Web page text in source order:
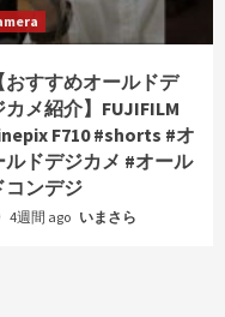
【おすすめオールドデ
カメ紹介】FUJIFILM
F710 #shorts #オ
ルドデジカメ #オール
コンデジ
4週間 ago いまさら